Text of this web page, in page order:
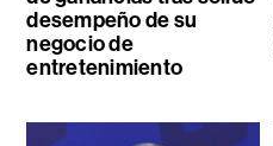
desempeño de su
negocio de
entretenimiento